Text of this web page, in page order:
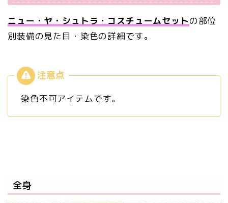
ニュー・ヤ・シュトラ・コスチュームセットの部位
別装備の見た目・染色の詳細です。
染色不可アイテムです。
全身